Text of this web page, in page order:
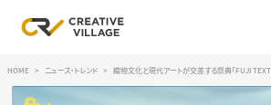
HOME ニュース・トレンド 織物文化と現代アートが交差する祭典「FUJI